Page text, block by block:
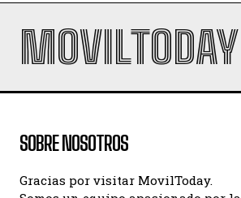
MOVILTODAY
SOBRE NOSOTROS
Gracias por visitar MovilToday.